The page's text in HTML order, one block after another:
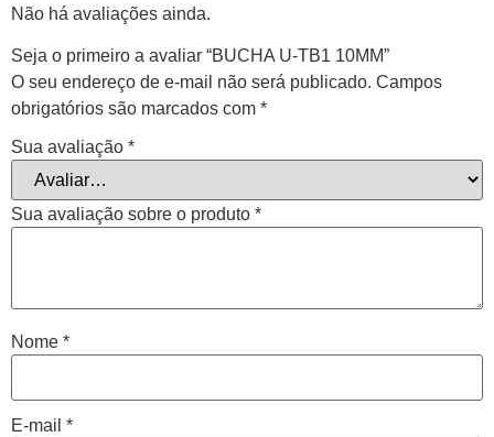
Não há avaliações ainda.
Seja o primeiro a avaliar “BUCHA U-TB1 10MM”
O seu endereço de e-mail não será publicado. Campos
obrigatórios são marcados com *
Sua avaliação *
Sua avaliação sobre o produto *
Nome *
E-mail *